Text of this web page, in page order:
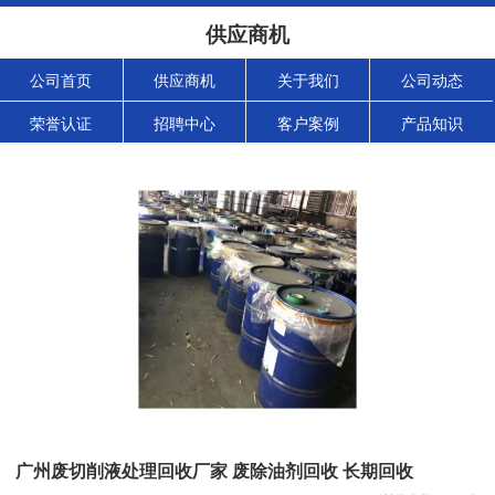
供应商机
公司首页 供应商机 关于我们 公司动态
荣誉认证 招聘中心 客户案例 产品知识
广州废切削液处理回收厂家 废除油剂回收 长期回收